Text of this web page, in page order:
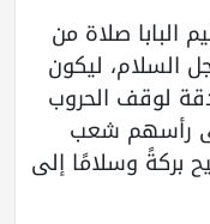
البابا صلاة من
السلام، ليكون
لوقف الحروب
رأسهم شعب
بركةً وسلامًا إلى